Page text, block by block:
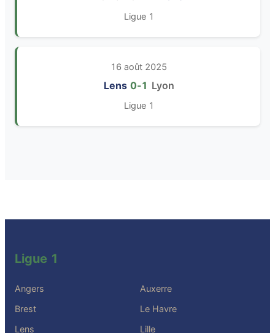
Ligue 1
16 août 2025
Lens 0‑1 Lyon
Ligue 1
Ligue 1
Angers
Auxerre
Brest
Le Havre
Lens
Lille